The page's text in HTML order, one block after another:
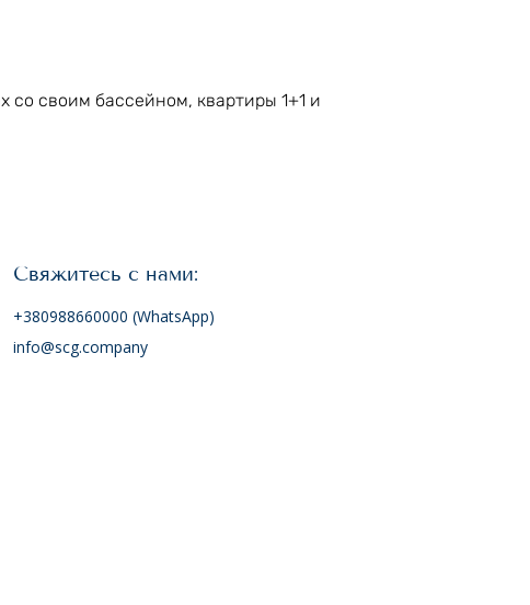
со своим бассейном, квартиры 1+1 и
Свяжитесь с нами:
+380988660000 (WhatsApp)
info@scg.company